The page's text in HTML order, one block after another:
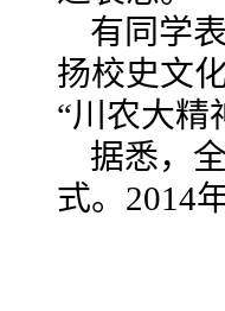
有同学
扬校史文
“川农大精
据悉，
式。2014